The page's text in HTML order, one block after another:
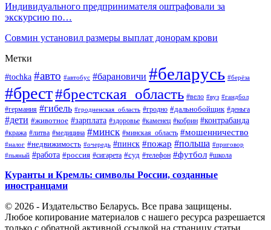
Индивидуального предпринимателя оштрафовали за
экскурсию по…
Совмин установил размеры выплат донорам крови
Метки
#tochka #авто #автобус #барановичи #беларусь #берёза
#брест#брестская_область #вело #вуз #гандбол
#германия #гибель #гродненская_область #гродно #дальнобойщик #деньга
#дети #животное #зарплата #здоровье #каменец #кобрин #контрабанда
#кража #литва #медицина #минск #минская_область #мошенничество
#налог #недвижимость #очередь #пинск #пожар #польша #приговор
#пьяный #работа #россия #сигарета #суд #телефон #футбол #школа
Куранты и Кремль: символы России, созданные
иностранцами
© 2026 - Издательство Беларусь. Все права защищены.
Любое копирование материалов с нашего ресурса разрешается
только с обратной активной ссылкой на страницу статьи.